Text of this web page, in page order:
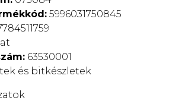
5996031750845
63530001
és bitkészletek